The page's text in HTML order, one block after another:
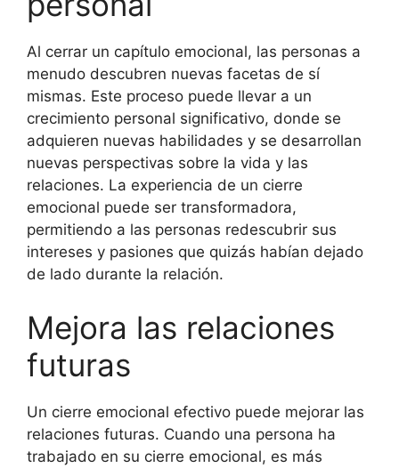
Al cerrar un capítulo emocional, las personas a
menudo descubren nuevas facetas de sí
mismas. Este proceso puede llevar a un
crecimiento personal significativo, donde se
adquieren nuevas habilidades y se desarrollan
nuevas perspectivas sobre la vida y las
relaciones. La experiencia de un cierre
emocional puede ser transformadora,
permitiendo a las personas redescubrir sus
intereses y pasiones que quizás habían dejado
de lado durante la relación.
Mejora las relaciones
futuras
Un cierre emocional efectivo puede mejorar las
relaciones futuras. Cuando una persona ha
trabajado en su cierre emocional, es más